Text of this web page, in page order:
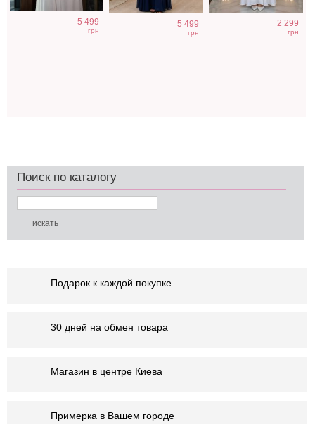
5 499
грн
5 499
грн
2 299
грн
Поиск по каталогу
Подарок к каждой покупке
30 дней на обмен товара
Магазин в центре Киева
Примерка в Вашем городе